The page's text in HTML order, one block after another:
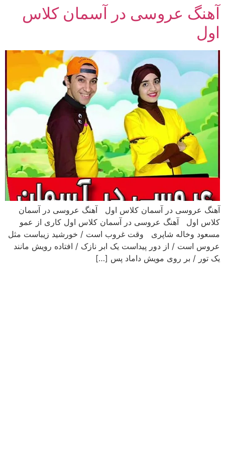
پرش
محتوا
آهنگ عروسی در آسمان کلاس
اول
آهنگ عروسی در آسمان کلاس اول آهنگ عروسی در آسمان
کلاس اول آهنگ عروسی در آسمان کلاس اول کاری از عمو
مسعود وخاله شاپری وقت غروب است / خورشید زیباست مثل
عروس است / از دور پیداست یک ابر نازک / افتاده رویش مانند
یک تور / بر روی مویش داماد پس […]